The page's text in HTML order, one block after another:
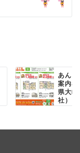
あん
案内看
県大崎
社）